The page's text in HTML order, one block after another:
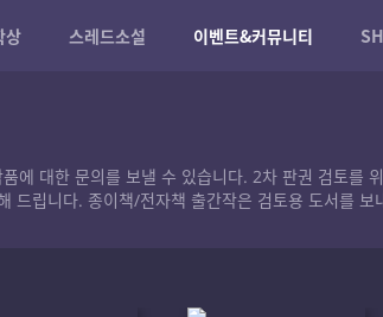
상 스레드소설 이벤트&커뮤니티
에 대한 문의를 보낼 수 있습니다. 2차 판권 검토를
드립니다. 종이책/전자책 출간작은 검토용 도서를 보